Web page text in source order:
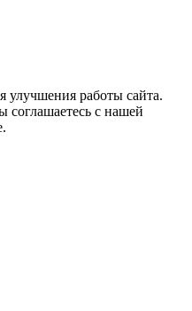
работы сайта.
соглашаетесь с нашей